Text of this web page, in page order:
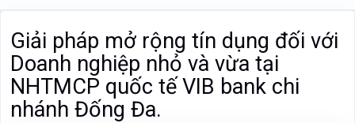
Giải pháp mở rộng tín dụng đối với
Doanh nghiệp nhỏ và vừa tại
NHTMCP quốc tế VIB bank chi
nhánh Đống Đa.